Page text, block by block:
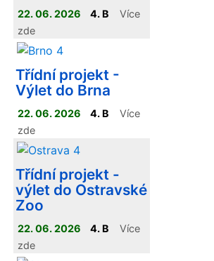
dvojice si sama vybrala
destinaci, připravila
program výletu a
zpracovala jeho
prezentaci
22. 06. 2026 4. B
Více
zde
Třídní projekt -
Výlet do Brna
22. 06. 2026 4. B
Více
zde
Třídní projekt -
výlet do Ostravské
Zoo
22. 06. 2026 4. B
Více
zde